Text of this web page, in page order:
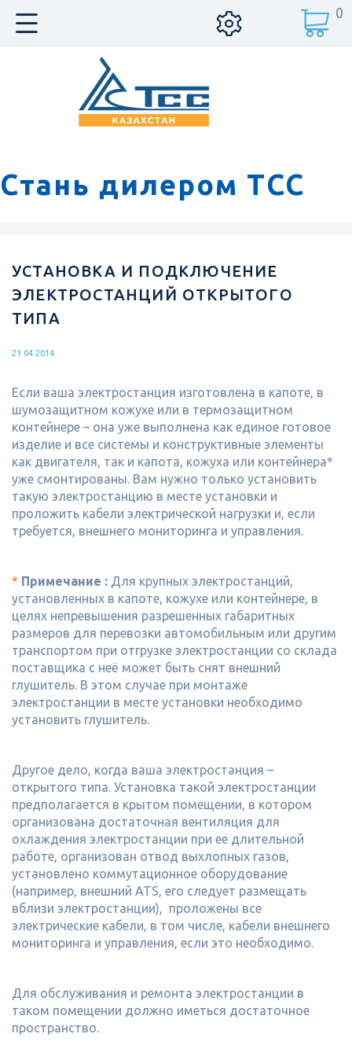
Стань дилером ТСС
0
УСТАНОВКА И ПОДКЛЮЧЕНИЕ
ЭЛЕКТРОСТАНЦИЙ ОТКРЫТОГО
ТИПА
21.04.2014
Если ваша электростанция изготовлена в капоте, в
шумозащитном кожухе или в термозащитном
контейнере – она уже выполнена как единое готовое
изделие и все системы и конструктивные элементы
как двигателя, так и капота, кожуха или контейнера*
уже смонтированы. Вам нужно только установить
такую электростанцию в месте установки и
проложить кабели электрической нагрузки и, если
требуется, внешнего мониторинга и управления.
* Примечание : Для крупных электростанций,
установленных в капоте, кожухе или контейнере, в
целях непревышения разрешенных габаритных
размеров для перевозки автомобильным или другим
транспортом при отгрузке электростанции со склада
поставщика с неё может быть снят внешний
глушитель. В этом случае при монтаже
электростанции в месте установки необходимо
установить глушитель.
Другое дело, когда ваша электростанция –
открытого типа. Установка такой электростанции
предполагается в крытом помещении, в котором
организована достаточная вентиляция для
охлаждения электростанции при ее длительной
работе, организован отвод выхлопных газов,
установлено коммутационное оборудование
(например, внешний ATS, его следует размещать
вблизи электростанции), проложены все
электрические кабели, в том числе, кабели внешнего
мониторинга и управления, если это необходимо.
Для обслуживания и ремонта электростанции в
таком помещении должно иметься достаточное
пространство.